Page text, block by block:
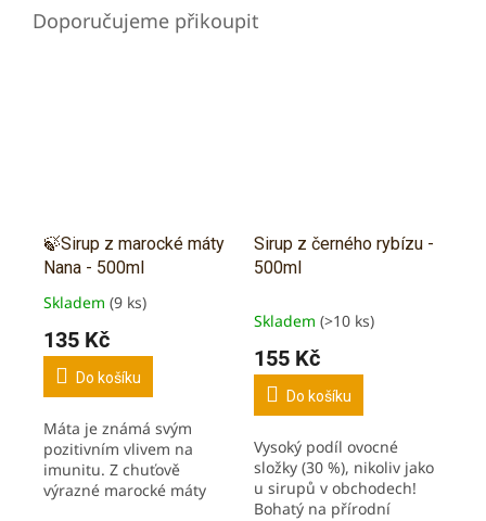
🍃Sirup z marocké máty
Nana - 500ml
Průměrné
hodnocení
produktu
5,0
5
hvězdiček.
Skladem (9 ks)
135 Kč
Do košíku
Máta je známá svým
pozitivním vlivem na
imunitu. Z chuťově
výrazné marocké máty
Sirup z černého rybízu -
500ml
Skladem (>10 ks)
155 Kč
Do košíku
Vysoký podíl ovocné
složky (30 %), nikoliv jako
u sirupů v obchodech!
Bohatý na přírodní